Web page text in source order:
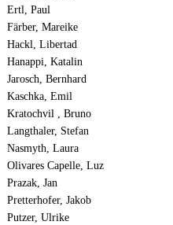
Ertl, Paul
Färber, Mareike
Hackl, Libertad
Hanappi, Katalin
Jarosch, Bernhard
Kaschka, Emil
Kratochvil , Bruno
Langthaler, Stefan
Nasmyth, Laura
Olivares Capelle, Luz
Prazak, Jan
Pretterhofer, Jakob
Putzer, Ulrike